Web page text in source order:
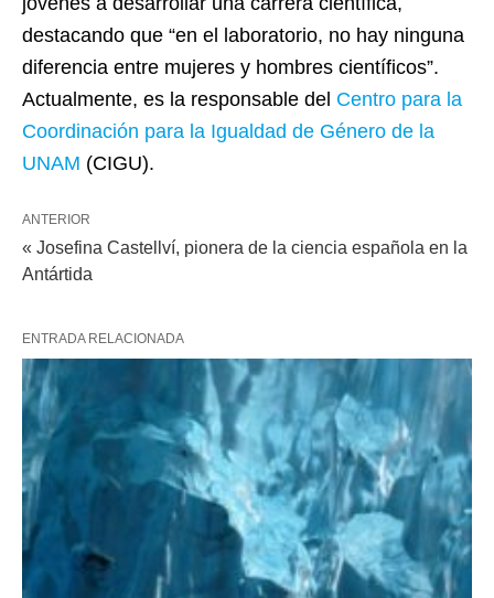
destacando que “en el laboratorio, no hay ninguna
diferencia entre mujeres y hombres científicos”.
Actualmente, es la responsable del Centro para la
Coordinación para la Igualdad de Género de la
UNAM (CIGU).
ANTERIOR
« Josefina Castellví, pionera de la ciencia española en la
Antártida
ENTRADA RELACIONADA